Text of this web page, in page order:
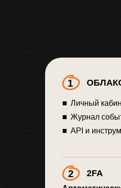
АРІ и
Журнал
Личный
2 2FA
1